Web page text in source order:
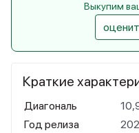
Краткие
Диагональ
Год релиза
Выкупим